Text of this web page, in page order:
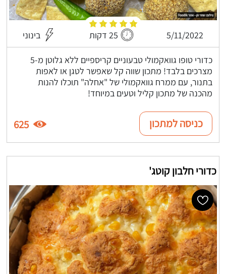
5/11/2022 25 דקות בינוני
כדורי טופו גוואקמולי טבעוניים קריספיים ללא גלוטן מ-5
מצרכים בלבד! מתכון שווה קל שאפשר לטגן או לאפות
בתנור, עם ממרח גוואקמולי של "אחלה" תוכלו להנות
מהכנה של מתכון קליל וטעים במיוחד!
כניסה למתכון 625
כדורי חלבון קוטג'